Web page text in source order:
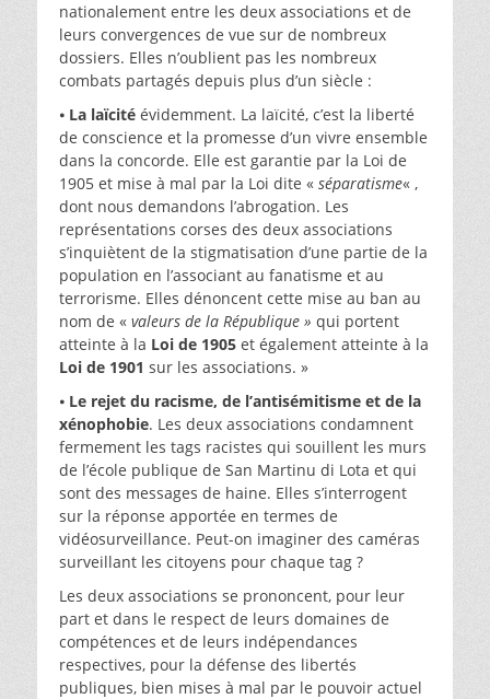
nationalement entre les deux associations et de
leurs convergences de vue sur de nombreux
dossiers. Elles n’oublient pas les nombreux
combats partagés depuis plus d’un siècle :
⦁ La laïcité évidemment. La laïcité, c’est la liberté
de conscience et la promesse d’un vivre ensemble
dans la concorde. Elle est garantie par la Loi de
1905 et mise à mal par la Loi dite « séparatisme« ,
dont nous demandons l’abrogation. Les
représentations corses des deux associations
s’inquiètent de la stigmatisation d’une partie de la
population en l’associant au fanatisme et au
terrorisme. Elles dénoncent cette mise au ban au
nom de « valeurs de la République » qui portent
atteinte à la Loi de 1905 et également atteinte à la
Loi de 1901 sur les associations. »
⦁ Le rejet du racisme, de l’antisémitisme et de la
xénophobie. Les deux associations condamnent
fermement les tags racistes qui souillent les murs
de l’école publique de San Martinu di Lota et qui
sont des messages de haine. Elles s’interrogent
sur la réponse apportée en termes de
vidéosurveillance. Peut-on imaginer des caméras
surveillant les citoyens pour chaque tag ?
Les deux associations se prononcent, pour leur
part et dans le respect de leurs domaines de
compétences et de leurs indépendances
respectives, pour la défense des libertés
publiques, bien mises à mal par le pouvoir actuel